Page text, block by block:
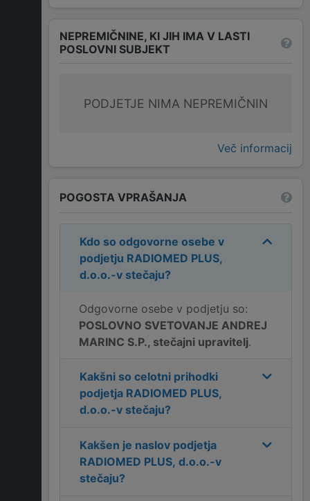
NEPREMIČNINE, KI JIH IMA V LASTI
POSLOVNI SUBJEKT
PODJETJE NIMA NEPREMIČNIN
Več informacij
POGOSTA VPRAŠANJA
Kdo so odgovorne osebe v
podjetju RADIOMED PLUS,
d.o.o.-v stečaju?
Odgovorne osebe v podjetju so:
POSLOVNO SVETOVANJE ANDREJ
MARINC S.P., stečajni upravitelj.
Kakšni so celotni prihodki
podjetja RADIOMED PLUS,
d.o.o.-v stečaju?
Kakšen je naslov podjetja
RADIOMED PLUS, d.o.o.-v
stečaju?